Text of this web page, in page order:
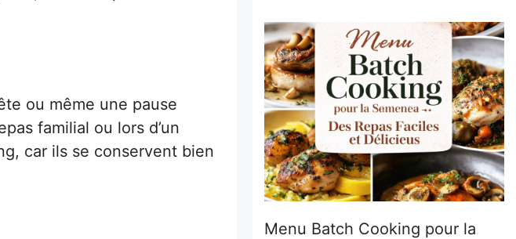
ou même une pause
familial ou lors d’un
car ils se conservent bien
Menu Batch Cooking pour la